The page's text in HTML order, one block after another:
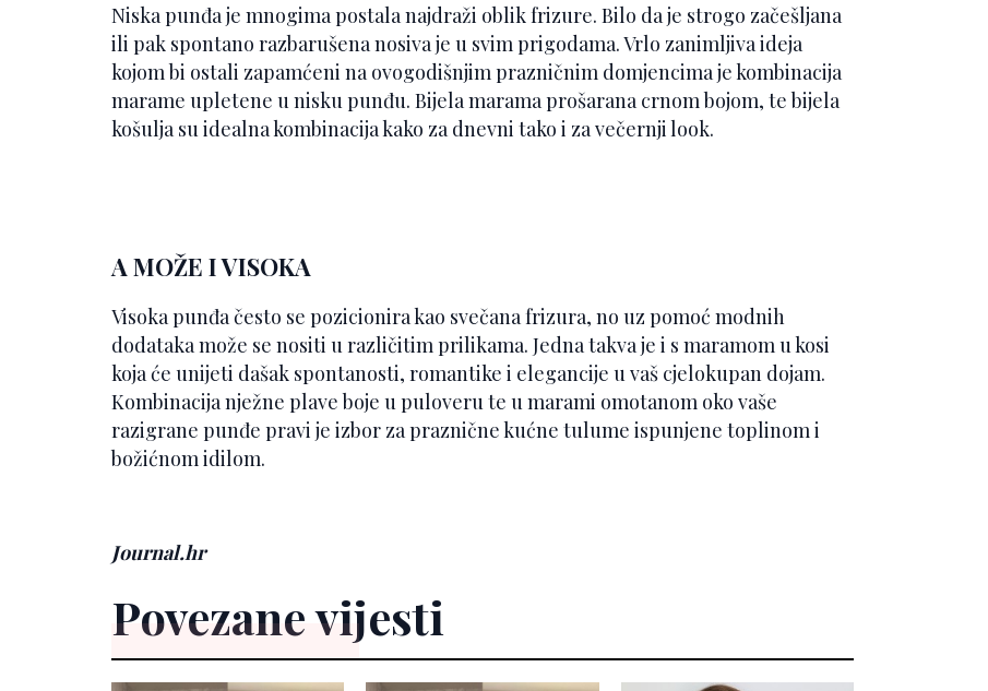
Niska punđa je mnogima postala najdraži oblik frizure. Bilo da je strogo začešljana
ili pak spontano razbarušena nosiva je u svim prigodama. Vrlo zanimljiva ideja
kojom bi ostali zapamćeni na ovogodišnjim prazničnim domjencima je kombinacija
marame upletene u nisku punđu. Bijela marama prošarana crnom bojom, te bijela
košulja su idealna kombinacija kako za dnevni tako i za večernji look.
A MOŽE I VISOKA
Visoka punđa često se pozicionira kao svečana frizura, no uz pomoć modnih
dodataka može se nositi u različitim prilikama. Jedna takva je i s maramom u kosi
koja će unijeti dašak spontanosti, romantike i elegancije u vaš cjelokupan dojam.
Kombinacija nježne plave boje u puloveru te u marami omotanom oko vaše
razigrane punđe pravi je izbor za praznične kućne tulume ispunjene toplinom i
božićnom idilom.
Journal.hr
Povezane vijesti